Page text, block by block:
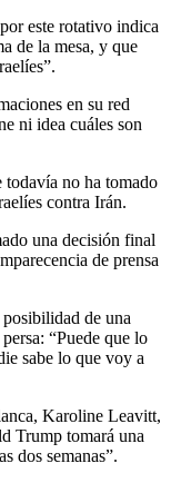
este rotativo indica
de la mesa, y que
en su red
ni idea cuáles son
no ha tomado
contra Irán.
una decisión final
de prensa
de una
“Puede que lo
sabe lo que voy a
Karoline Leavitt,
Trump tomará una
dos semanas”.